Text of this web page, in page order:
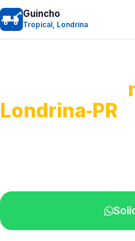
Guincho
Tropical, Londrina
Londrina‑PR